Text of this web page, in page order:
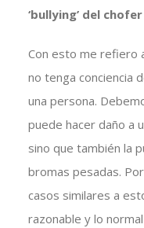
‘bullying’ del
Con esto me refiero
no tenga conciencia
una persona.
puede hacer daño a
sino que también la
bromas pesadas.
casos similares a
razonable y lo